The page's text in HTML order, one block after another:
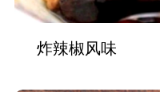
炸辣椒风味